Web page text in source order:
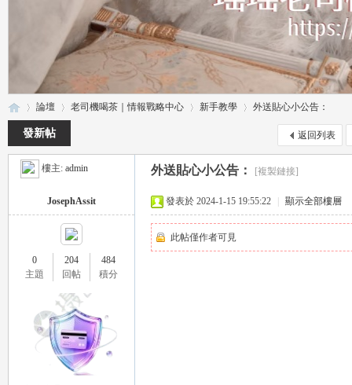
»
論壇
›
老司機喝茶｜情報戰略中心
›
新手教學 外送貼心小公告：
返回列表
發新帖
樓主: admin 外送貼心小公告： [複製鏈接]
JosephAssit
0
主題
204
回帖
484
積分
發表於 2024-1-15 19:55:22 顯示全部樓層
此帖僅作者可見